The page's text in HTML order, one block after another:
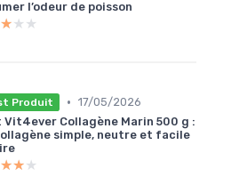
l’odeur de poisson
Produit • 17/05/2026
Vit4ever Collagène Marin 500 g :
simple, neutre et facile